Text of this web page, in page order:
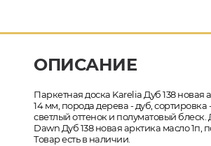
ОПИСАНИЕ
Паркетная доска Karelia Дуб 138 новая
14 мм, порода дерева - дуб,
светлый оттенок и полуматовый
Dawn Дуб 138 новая арктика масло
Товар есть в наличии.